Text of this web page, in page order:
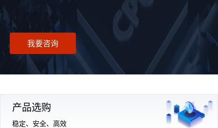
我要咨询
产品选购
稳定、安全、高效